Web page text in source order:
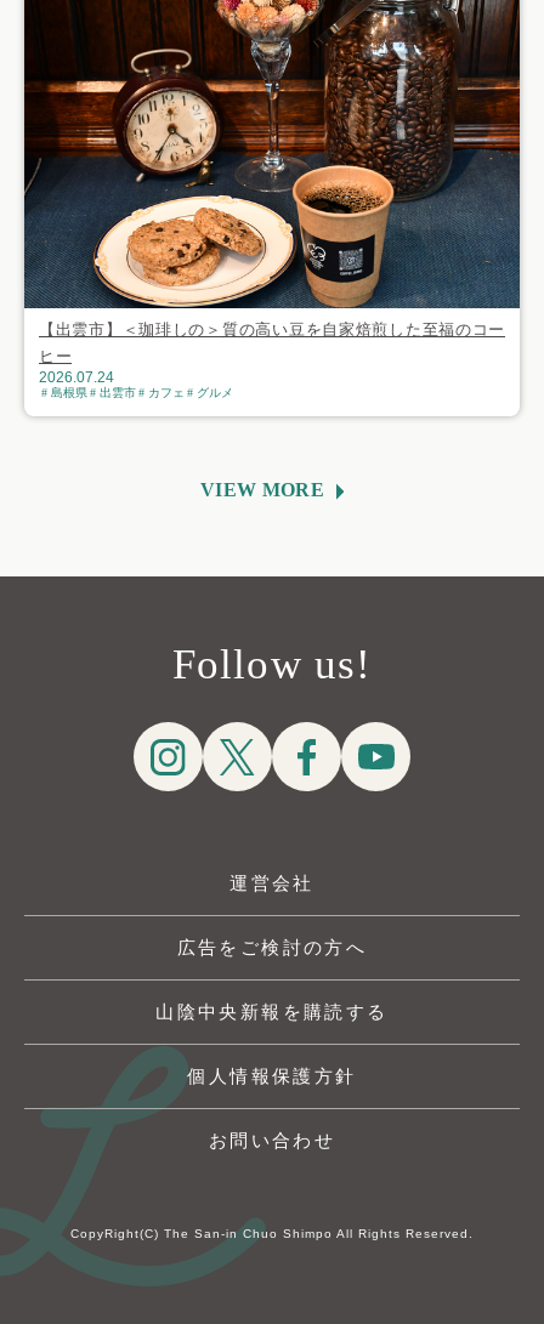
【出雲市】＜珈琲しの＞質の高い豆を自家焙煎した至福のコー
ヒー
2026.07.24
島根県 出雲市 カフェ グルメ
VIEW MORE
Follow us!
運営会社
広告をご検討の方へ
山陰中央新報を購読する
個人情報保護方針
お問い合わせ
CopyRight(C) The San-in Chuo Shimpo All Rights Reserved.